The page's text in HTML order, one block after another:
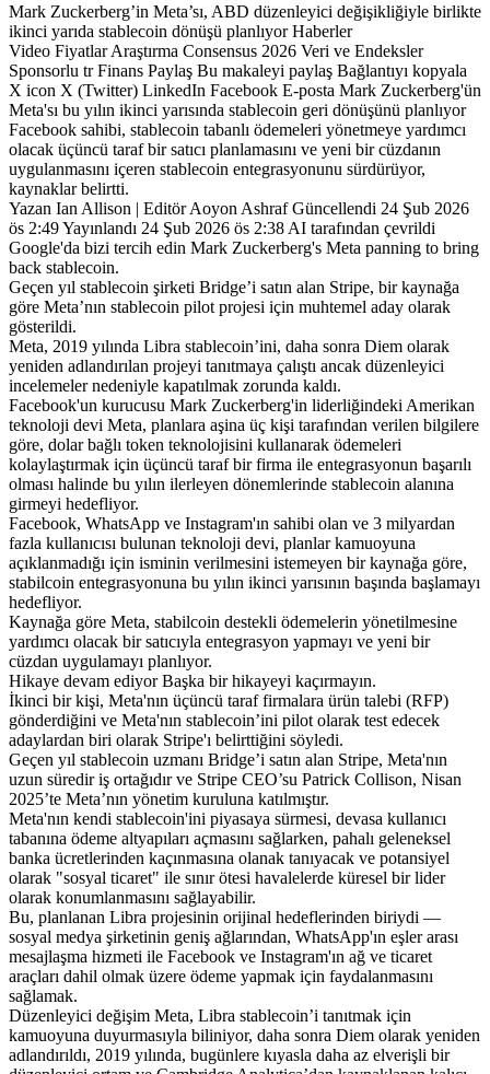
Mark Zuckerberg’in Meta’sı, ABD düzenleyici değişikliğiyle birlikte
ikinci yarıda stablecoin dönüşü planlıyor Haberler
Video Fiyatlar Araştırma Consensus 2026 Veri ve Endeksler
Sponsorlu tr Finans Paylaş Bu makaleyi paylaş Bağlantıyı kopyala
X icon X (Twitter) LinkedIn Facebook E-posta Mark Zuckerberg'ün
Meta'sı bu yılın ikinci yarısında stablecoin geri dönüşünü planlıyor
Facebook sahibi, stablecoin tabanlı ödemeleri yönetmeye yardımcı
olacak üçüncü taraf bir satıcı planlamasını ve yeni bir cüzdanın
uygulanmasını içeren stablecoin entegrasyonunu sürdürüyor,
kaynaklar belirtti.
Yazan Ian Allison | Editör Aoyon Ashraf Güncellendi 24 Şub 2026
ös 2:49 Yayınlandı 24 Şub 2026 ös 2:38 AI tarafından çevrildi
Google'da bizi tercih edin Mark Zuckerberg's Meta panning to bring
back stablecoin.
Geçen yıl stablecoin şirketi Bridge’i satın alan Stripe, bir kaynağa
göre Meta’nın stablecoin pilot projesi için muhtemel aday olarak
gösterildi.
Meta, 2019 yılında Libra stablecoin’ini, daha sonra Diem olarak
yeniden adlandırılan projeyi tanıtmaya çalıştı ancak düzenleyici
incelemeler nedeniyle kapatılmak zorunda kaldı.
Facebook'un kurucusu Mark Zuckerberg'in liderliğindeki Amerikan
teknoloji devi Meta, planlara aşina üç kişi tarafından verilen bilgilere
göre, dolar bağlı token teknolojisini kullanarak ödemeleri
kolaylaştırmak için üçüncü taraf bir firma ile entegrasyonun başarılı
olması halinde bu yılın ilerleyen dönemlerinde stablecoin alanına
girmeyi hedefliyor.
Facebook, WhatsApp ve Instagram'ın sahibi olan ve 3 milyardan
fazla kullanıcısı bulunan teknoloji devi, planlar kamuoyuna
açıklanmadığı için isminin verilmesini istemeyen bir kaynağa göre,
stabilcoin entegrasyonuna bu yılın ikinci yarısının başında başlamayı
hedefliyor.
Kaynağa göre Meta, stabilcoin destekli ödemelerin yönetilmesine
yardımcı olacak bir satıcıyla entegrasyon yapmayı ve yeni bir
cüzdan uygulamayı planlıyor.
Hikaye devam ediyor Başka bir hikayeyi kaçırmayın.
İkinci bir kişi, Meta'nın üçüncü taraf firmalara ürün talebi (RFP)
gönderdiğini ve Meta'nın stablecoin’ini pilot olarak test edecek
adaylardan biri olarak Stripe'ı belirttiğini söyledi.
Geçen yıl stablecoin uzmanı Bridge’i satın alan Stripe, Meta'nın
uzun süredir iş ortağıdır ve Stripe CEO’su Patrick Collison, Nisan
2025’te Meta’nın yönetim kuruluna katılmıştır.
Meta'nın kendi stablecoin'ini piyasaya sürmesi, devasa kullanıcı
tabanına ödeme altyapıları açmasını sağlarken, pahalı geleneksel
banka ücretlerinden kaçınmasına olanak tanıyacak ve potansiyel
olarak "sosyal ticaret" ile sınır ötesi havalelerde küresel bir lider
olarak konumlanmasını sağlayabilir.
Bu, planlanan Libra projesinin orijinal hedeflerinden biriydi —
sosyal medya şirketinin geniş ağlarından, WhatsApp'ın eşler arası
mesajlaşma hizmeti ile Facebook ve Instagram'ın ağ ve ticaret
araçları dahil olmak üzere ödeme yapmak için faydalanmasını
sağlamak.
Düzenleyici değişim Meta, Libra stablecoin’i tanıtmak için
kamuoyuna duyurmasıyla biliniyor, daha sonra Diem olarak yeniden
adlandırıldı, 2019 yılında, bugünlere kıyasla daha az elverişli bir